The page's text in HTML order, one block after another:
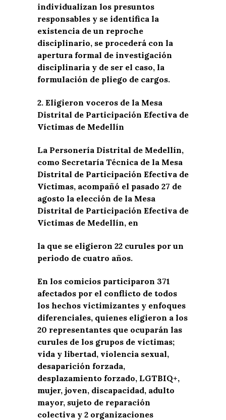
individualizan los presuntos
responsables y se identifica la
existencia de un reproche
disciplinario, se procederá con la
apertura formal de investigación
disciplinaria y de ser el caso, la
formulación de pliego de cargos.
2. Eligieron voceros de la Mesa
Distrital de Participación Efectiva de
Víctimas de Medellín
La Personería Distrital de Medellín,
como Secretaría Técnica de la Mesa
Distrital de Participación Efectiva de
Víctimas, acompañó el pasado 27 de
agosto la elección de la Mesa
Distrital de Participación Efectiva de
Víctimas de Medellín, en
la que se eligieron 22 curules por un
periodo de cuatro años.
En los comicios participaron 371
afectados por el conflicto de todos
los hechos victimizantes y enfoques
diferenciales, quienes eligieron a los
20 representantes que ocuparán las
curules de los grupos de víctimas;
vida y libertad, violencia sexual,
desaparición forzada,
desplazamiento forzado, LGTBIQ+,
mujer, joven, discapacidad, adulto
mayor, sujeto de reparación
colectiva y 2 organizaciones